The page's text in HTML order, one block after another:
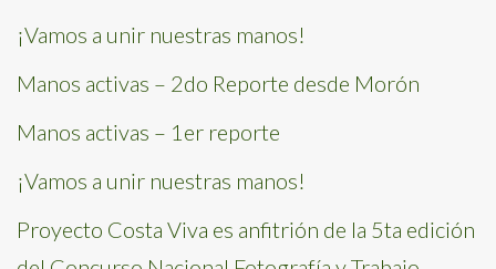
¡Vamos a unir nuestras manos!
Manos activas – 2do Reporte desde Morón
Manos activas – 1er reporte
¡Vamos a unir nuestras manos!
Proyecto Costa Viva es anfitrión de la 5ta edición